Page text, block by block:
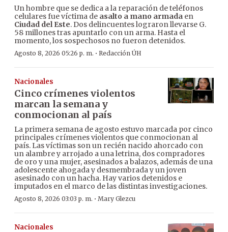
Un hombre que se dedica a la reparación de teléfonos
celulares fue víctima de asalto a mano armada en
Ciudad del Este. Dos delincuentes lograron llevarse G.
58 millones tras apuntarlo con un arma. Hasta el
momento, los sospechosos no fueron detenidos.
Agosto 8, 2026 05:26 p. m. · Redacción ÚH
Nacionales
Cinco crímenes violentos
marcan la semana y
conmocionan al país
La primera semana de agosto estuvo marcada por cinco
principales crímenes violentos que conmocionan al
país. Las víctimas son un recién nacido ahorcado con
un alambre y arrojado a una letrina, dos compradores
de oro y una mujer, asesinados a balazos, además de una
adolescente ahogada y desmembrada y un joven
asesinado con un hacha. Hay varios detenidos e
imputados en el marco de las distintas investigaciones.
Agosto 8, 2026 03:03 p. m. · Mary Glezcu
Nacionales